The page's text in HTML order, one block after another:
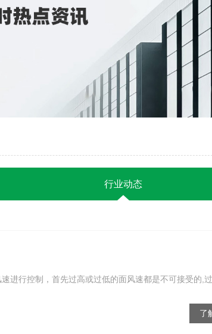
行业动态
进行控制，首先过高或过低的面风速都是不可接受的,
了